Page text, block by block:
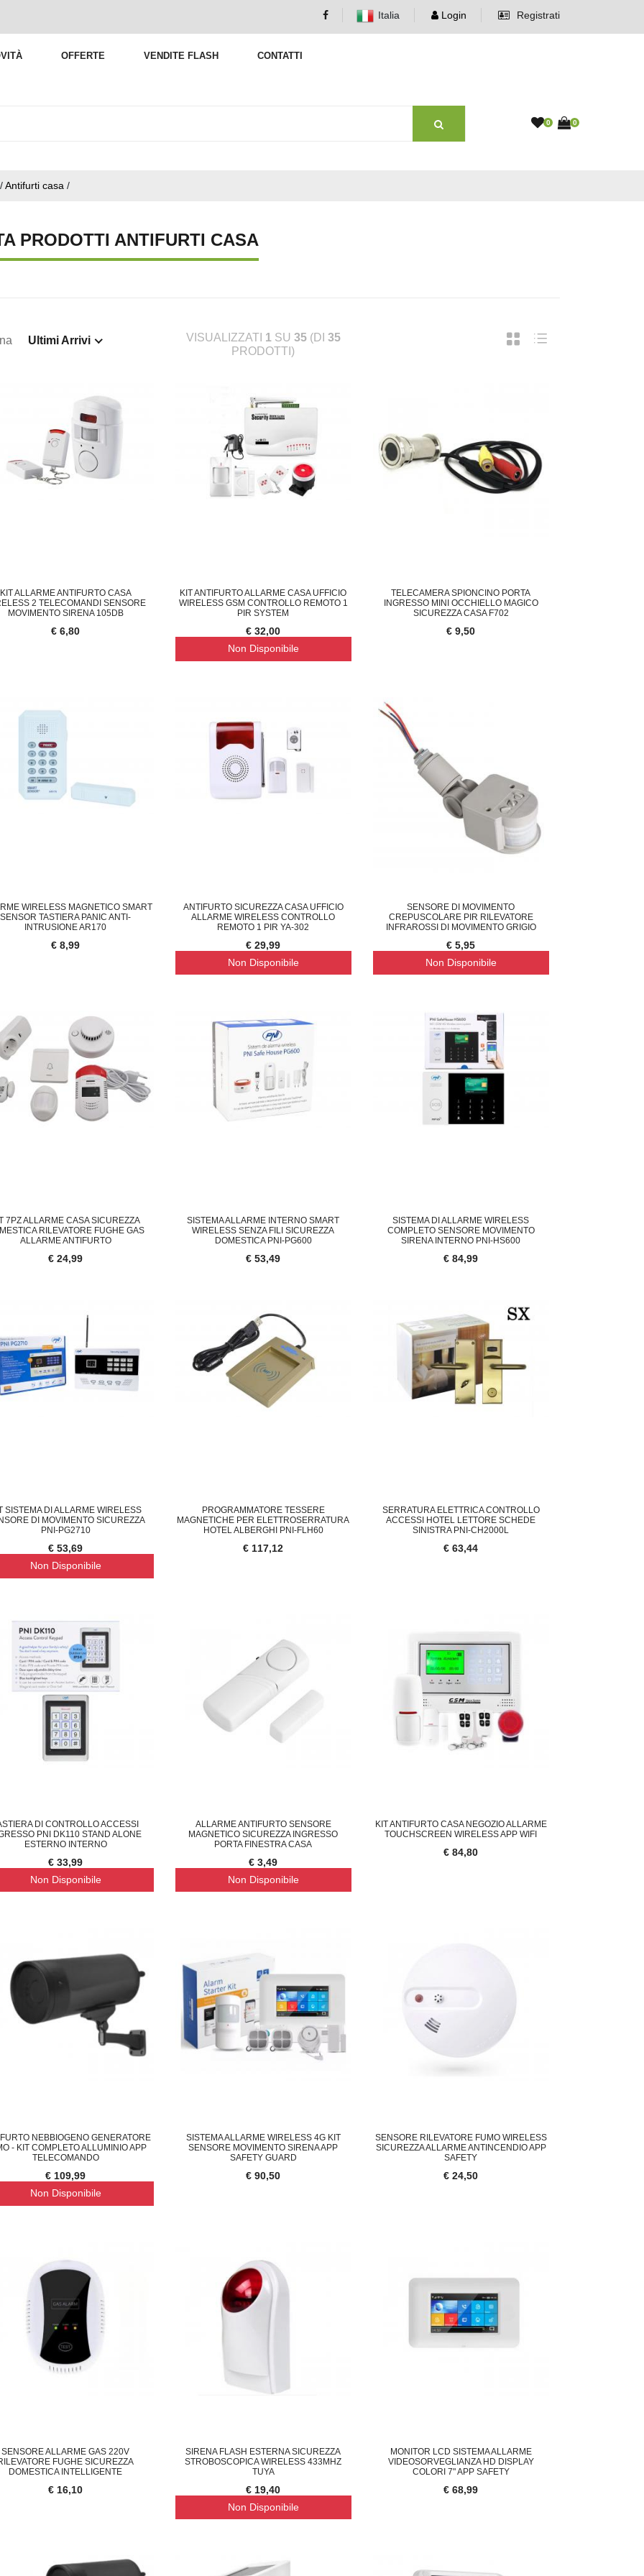
Italia Login Registrati
OFFERTE VENDITE FLASH CONTATTI
0 0
Antifurti casa /
LAMPADA DA PARETE M COPPIA DEFLETTORE ARIA CONDIZIONATO FORNELLO A GAS DA CAMPEGGIO PORTATI
PRODOTTI ANTIFURTI CASA
Ultimi Arrivi VISUALIZZATI 1 SU 35(DI 35
PRODOTTI)
KIT ALLARME ANTIFURTO CASA
2 TELECOMANDI SENSORE
MOVIMENTO SIRENA 105DB
€ 6,80
KIT ANTIFURTO ALLARME CASA UFFICIO
WIRELESS GSM CONTROLLO REMOTO 1
PIR SYSTEM
€ 32,00
Non Disponibile
TELECAMERA SPIONCINO PORTA
INGRESSO MINI OCCHIELLO MAGICO
SICUREZZA CASA F702
€ 9,50
WIRELESS MAGNETICO SMART
SENSOR TASTIERA PANIC ANTI-
INTRUSIONE AR170
€ 8,99
ANTIFURTO SICUREZZA CASA UFFICIO
ALLARME WIRELESS CONTROLLO
REMOTO 1 PIR YA-302
€ 29,99
Non Disponibile
SENSORE DI MOVIMENTO
CREPUSCOLARE PIR RILEVATORE
INFRAROSSI DI MOVIMENTO GRIGIO
€ 5,95
Non Disponibile
7PZ ALLARME CASA SICUREZZA
RILEVATORE FUGHE GAS
ALLARME ANTIFURTO
€ 24,99
SISTEMA ALLARME INTERNO SMART
WIRELESS SENZA FILI SICUREZZA
DOMESTICA PNI-PG600
€ 53,49
SISTEMA DI ALLARME WIRELESS
COMPLETO SENSORE MOVIMENTO
SIRENA INTERNO PNI-HS600
€ 84,99
SISTEMA DI ALLARME WIRELESS
DI MOVIMENTO SICUREZZA
PNI-PG2710
€ 53,69
Non Disponibile
PROGRAMMATORE TESSERE
MAGNETICHE PER ELETTROSERRATURA
HOTEL ALBERGHI PNI-FLH60
€ 117,12
SERRATURA ELETTRICA CONTROLLO
ACCESSI HOTEL LETTORE SCHEDE
SINISTRA PNI-CH2000L
€ 63,44
DI CONTROLLO ACCESSI
PNI DK110 STAND ALONE
ESTERNO INTERNO
€ 33,99
Non Disponibile
ALLARME ANTIFURTO SENSORE
MAGNETICO SICUREZZA INGRESSO
PORTA FINESTRA CASA
€ 3,49
Non Disponibile
KIT ANTIFURTO CASA NEGOZIO ALLARME
TOUCHSCREEN WIRELESS APP WIFI
€ 84,80
NEBBIOGENO GENERATORE
- KIT COMPLETO ALLUMINIO APP
TELECOMANDO
€ 109,99
Non Disponibile
SISTEMA ALLARME WIRELESS 4G KIT
SENSORE MOVIMENTO SIRENA APP
SAFETY GUARD
€ 90,50
SENSORE RILEVATORE FUMO WIRELESS
SICUREZZA ALLARME ANTINCENDIO APP
SAFETY
€ 24,50
SENSORE ALLARME GAS 220V
FUGHE SICUREZZA
DOMESTICA INTELLIGENTE
€ 16,10
SIRENA FLASH ESTERNA SICUREZZA
STROBOSCOPICA WIRELESS 433MHZ
TUYA
€ 19,40
Non Disponibile
MONITOR LCD SISTEMA ALLARME
VIDEOSORVEGLIANZA HD DISPLAY
COLORI 7" APP SAFETY
€ 68,99